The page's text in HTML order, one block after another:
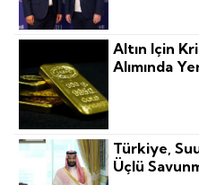
Altın Için
Alımında
Türkiye,
Üçlü